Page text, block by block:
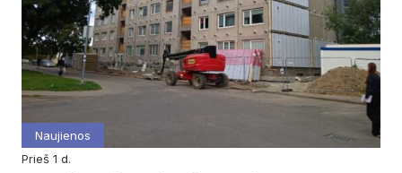
Naujienos
prieš 1 d.